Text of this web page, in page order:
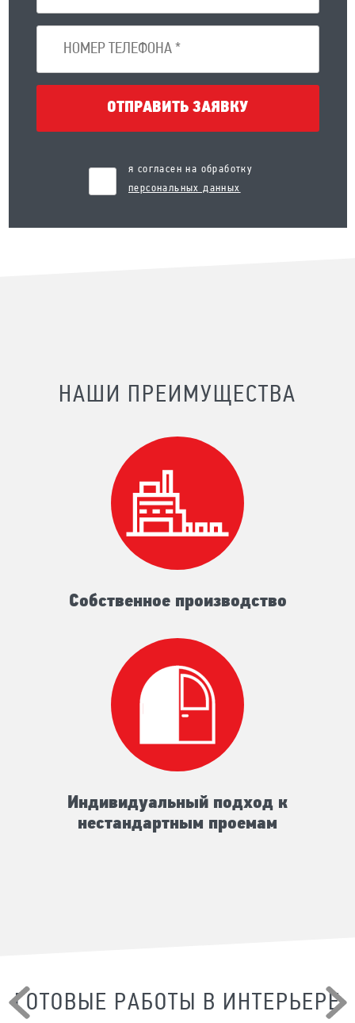
ОТПРАВИТЬ ЗАЯВКУ
я согласен на обработку
персональных данных
НАШИ ПРЕИМУЩЕСТВА
Собственное производство
Индивидуальный подход к
нестандартным проемам
ГОТОВЫЕ РАБОТЫ В ИНТЕРЬЕРЕ